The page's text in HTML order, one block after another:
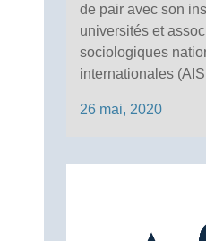
de pair avec son
universités et
sociologiques
internationales
26 mai, 2020